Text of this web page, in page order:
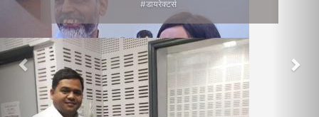
#डायरेक्टर्स